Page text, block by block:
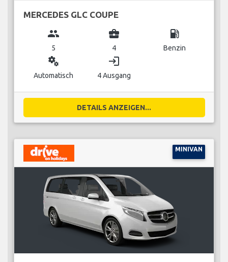
MERCEDES GLC COUPE
group
5
business_center
4
local_gas_station
Benzin
miscellaneous_services
Automatisch
login
4 Ausgang
DETAILS ANZEIGEN...
MINIVAN